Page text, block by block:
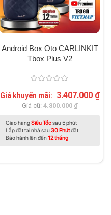
Android Box Oto CARLINKIT
Tbox Plus V2
Giá khuyến mãi: 3.407.000 ₫
Giá cũ:4.800.000₫
Giao hàngSiêu Tốcsau 5 phút
Lắp đặt tại nhà sau30 Phútđặt
Bảo hành lên đến12 tháng